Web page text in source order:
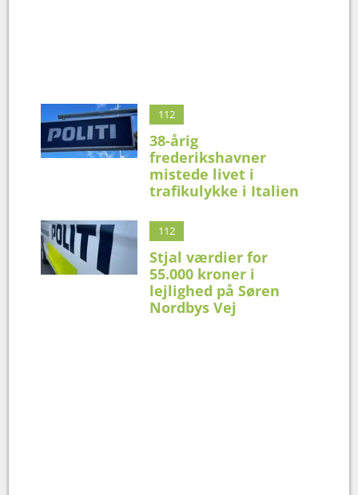
112
38-årig
frederikshavner
mistede livet i
trafikulykke i Italien
112
Stjal værdier for
55.000 kroner i
lejlighed på Søren
Nordbys Vej